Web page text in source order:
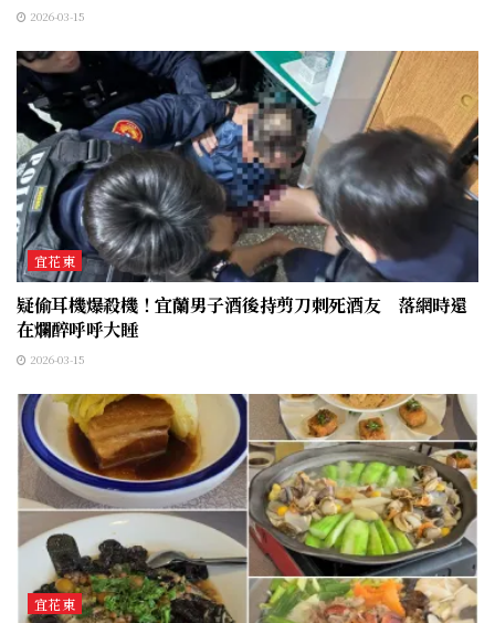
2026-03-15
宜花東
疑偷耳機爆殺機！宜蘭男子酒後持剪刀刺死酒友 落網時還
在爛醉呼呼大睡
2026-03-15
宜花東